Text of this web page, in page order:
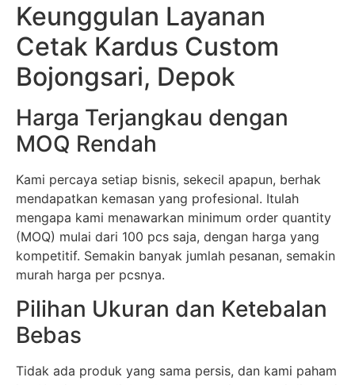
Keunggulan Layanan
Cetak Kardus Custom
Bojongsari, Depok
Harga Terjangkau dengan
MOQ Rendah
Kami percaya setiap bisnis, sekecil apapun, berhak
mendapatkan kemasan yang profesional. Itulah
mengapa kami menawarkan minimum order quantity
(MOQ) mulai dari 100 pcs saja, dengan harga yang
kompetitif. Semakin banyak jumlah pesanan, semakin
murah harga per pcsnya.
Pilihan Ukuran dan Ketebalan
Bebas
Tidak ada produk yang sama persis, dan kami paham